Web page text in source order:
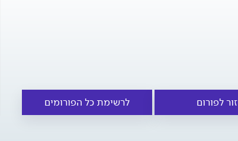
לפורום לרשימת כל הפורומים